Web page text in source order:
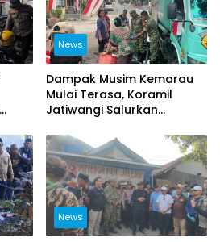
News
Dampak Musim Kemarau
Mulai Terasa, Koramil
Jatiwangi Salurkan
Warga Desa Loji
News